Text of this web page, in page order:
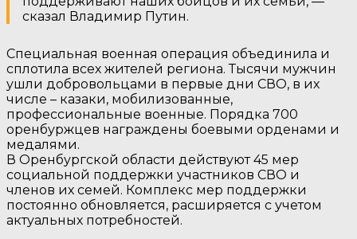
сказал Владимир Путин.
Специальная военная операция объединила и
сплотила всех жителей региона. Тысячи мужчин
ушли добровольцами в первые дни СВО, в их
числе – казаки, мобилизованные,
профессиональные военные. Порядка 700
оренбуржцев награждены боевыми орденами и
медалями.
В Оренбургской области действуют 45 мер
социальной поддержки участников СВО и
членов их семей. Комплекс мер поддержки
постоянно обновляется, расширяется с учетом
актуальных потребностей.